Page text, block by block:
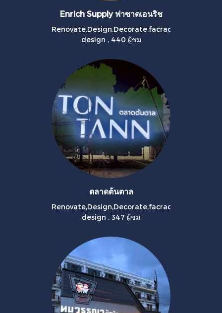
Enrich Supply ฟาซาดเอนริช
Renovate,Design,Decorate,facrad
design , 440 ผู้ชม
ตลาดต้นตาล
Renovate,Design,Decorate,facrad
design , 347 ผู้ชม